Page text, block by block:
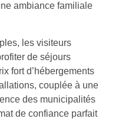
ambiance familiale
les visiteurs
de séjours
fort d’hébergements
couplée à une
des municipalités
de confiance parfait